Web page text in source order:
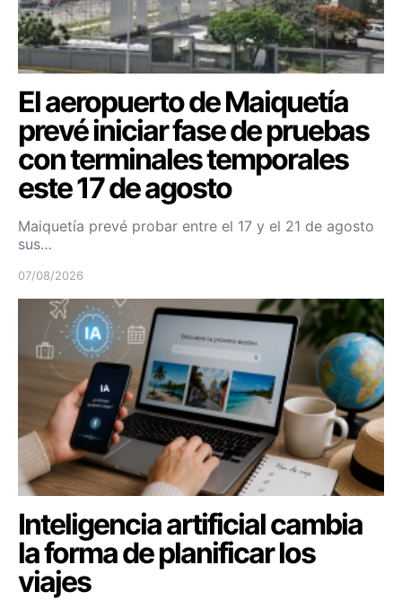
El aeropuerto de Maiquetía
prevé iniciar fase de pruebas
con terminales temporales
este 17 de agosto
Maiquetía prevé probar entre el 17 y el 21 de agosto
sus…
07/08/2026
Inteligencia artificial cambia
la forma de planificar los
viajes